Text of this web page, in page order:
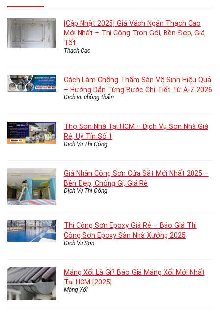
[Cập Nhật 2025] Giá Vách Ngăn Thạch Cao
Mới Nhất – Thi Công Trọn Gói, Bền Đẹp, Giá
Tốt
Thạch Cao
Cách Làm Chống Thấm Sàn Vệ Sinh Hiệu Quả
– Hướng Dẫn Từng Bước Chi Tiết Từ A-Z 2026
Dịch vụ chống thấm
Thợ Sơn Nhà Tại HCM – Dịch Vụ Sơn Nhà Giá
Rẻ, Uy Tín Số 1
Dịch Vụ Thi Công
Giá Nhân Công Sơn Cửa Sắt Mới Nhất 2025 –
Bền Đẹp, Chống Gỉ, Giá Rẻ
Dịch Vụ Thi Công
Thi Công Sơn Epoxy Giá Rẻ – Báo Giá Thi
Công Sơn Epoxy Sàn Nhà Xưởng 2025
Dịch Vụ Sơn
Máng Xối Là Gì? Báo Giá Máng Xối Mới Nhất
Tại HCM [2025]
Máng Xối